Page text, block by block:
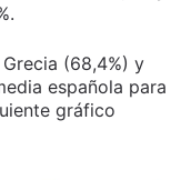
(68,4%) y
española para
gráfico